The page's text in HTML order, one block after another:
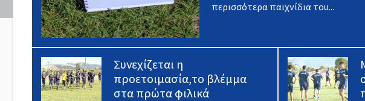
περισσότερα παιχνίδια του...
Συνεχίζεται η
προετοιμασία,το βλέμμα
στα πρώτα φιλικά